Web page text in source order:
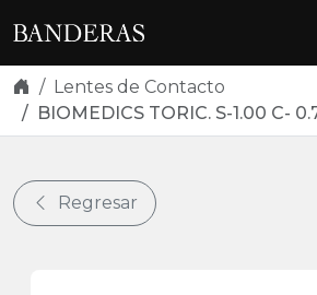
Lentes de Contacto
BIOMEDICS TORIC. S-1.00 C-
Regresar